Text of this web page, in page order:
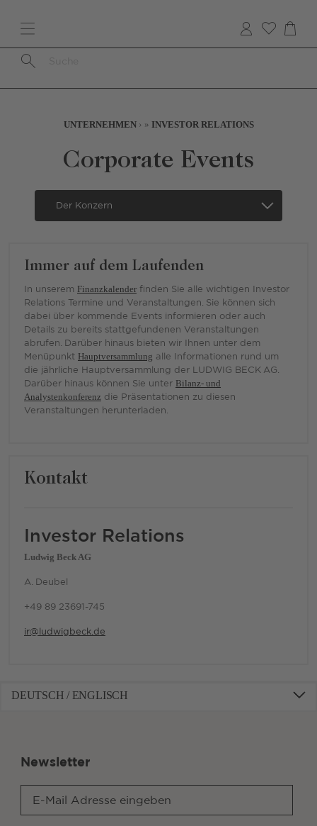
Inhalt
Pfadnavigation
UNTERNEHMEN INVESTOR RELATIONS
Corporate Events
Secondary
Navigation
Mobile
Immer auf dem Laufenden
In unserem Finanzkalender finden Sie alle wichtigen Investor
Relations Termine und Veranstaltungen. Sie können sich
dabei über kommende Events informieren oder auch
Details zu bereits stattgefundenen Veranstaltungen
abrufen. Darüber hinaus bieten wir Ihnen unter dem
Menüpunkt Hauptversammlung alle Informationen rund um
die jährliche Hauptversammlung der LUDWIG BECK AG.
Darüber hinaus können Sie unter Bilanz- und
Analystenkonferenz die Präsentationen zu diesen
Veranstaltungen herunterladen.
Kontakt
Investor Relations
Ludwig Beck AG
A. Deubel
+49 89 23691-745
ir@ludwigbeck.de
DEUTSCH / ENGLISCH
Newsletter